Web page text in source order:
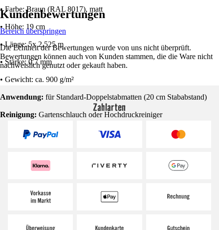
• Farbe: Braun (RAL 8017), matt
• Höhe: 19 cm
• Länge: 5x 2,525 m
• Stärke: 0,7 mm
• Gewicht: ca. 900 g/m²
Anwendung: für Standard-Doppelstabmatten (20 cm Stababstand)
Reinigung: Gartenschlauch oder Hochdruckreiniger
Kundenbewertungen
Bereich überspringen
Die Echtheit der Bewertungen wurde von uns nicht überprüft.
Bewertungen können auch von Kunden stammen, die die Ware nicht
nachweislich genutzt oder gekauft haben.
Zahlarten